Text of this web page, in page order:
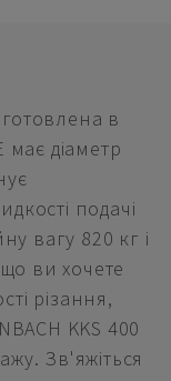
в
має діаметр
подачі
вагу 820 кг і
ви хочете
різання,
KKS 400
Зв'яжіться